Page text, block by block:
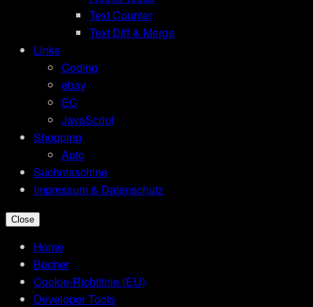
Text Counter
Text Diff & Merge
Links
Coding
ebay
EC
JavaScript
Shopping
Auto
Suchmaschine
Impressum & Datenschutz
Close
Home
Bücher
Cookie-Richtlinie (EU)
Developer Tools